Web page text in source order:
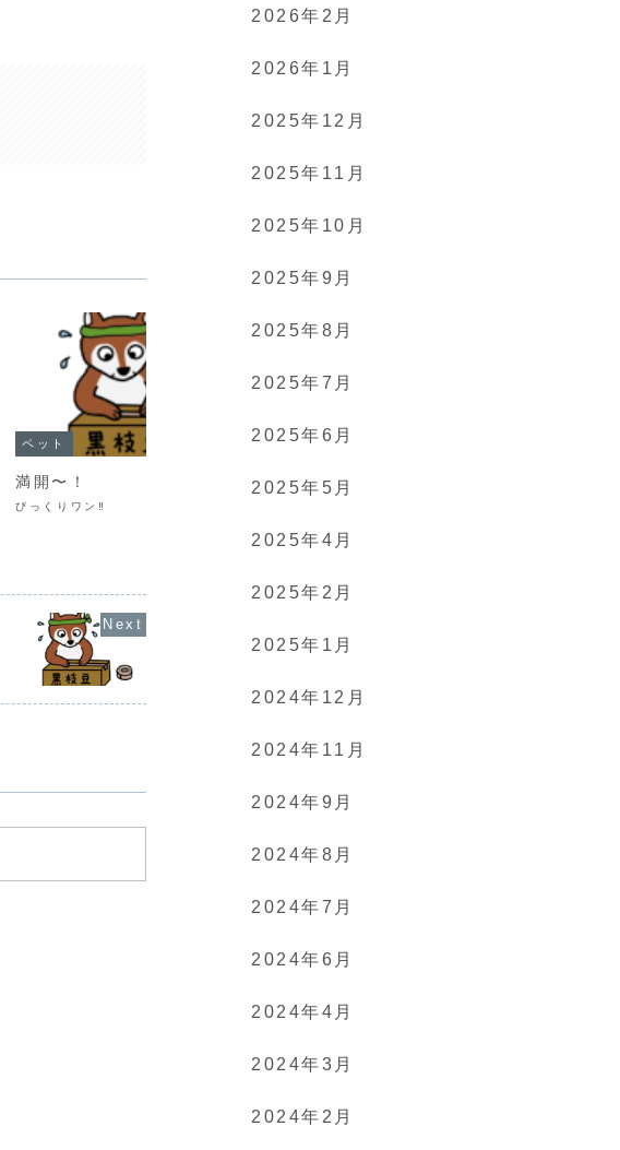
ペット
満開〜！
びっくりワン‼️
ペット
夏が来てるワン！
2026年2月
2026年1月
2025年12月
2025年11月
2025年10月
2025年9月
2025年8月
2025年7月
2025年6月
2025年5月
2025年4月
2025年2月
2025年1月
2024年12月
2024年11月
2024年9月
2024年8月
2024年7月
2024年6月
2024年4月
2024年3月
2024年2月